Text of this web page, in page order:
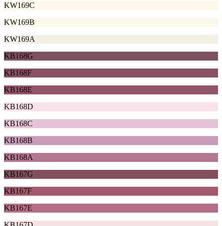
KW169C
KW169B
KW169A
KB168G
KB168F
KB168E
KB168D
KB168C
KB168B
KB168A
KB167G
KB167F
KB167E